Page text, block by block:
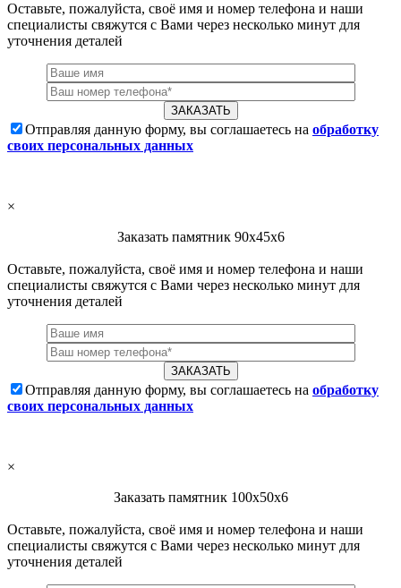
Оставьте, пожалуйста, своё имя и номер телефона и наши
специалисты свяжутся с Вами через несколько минут для
уточнения деталей
Отправляя данную форму, вы соглашаетесь на обработку
своих персональных данных
×
Заказать памятник 90х45х6
Оставьте, пожалуйста, своё имя и номер телефона и наши
специалисты свяжутся с Вами через несколько минут для
уточнения деталей
Отправляя данную форму, вы соглашаетесь на обработку
своих персональных данных
×
Заказать памятник 100х50х6
Оставьте, пожалуйста, своё имя и номер телефона и наши
специалисты свяжутся с Вами через несколько минут для
уточнения деталей